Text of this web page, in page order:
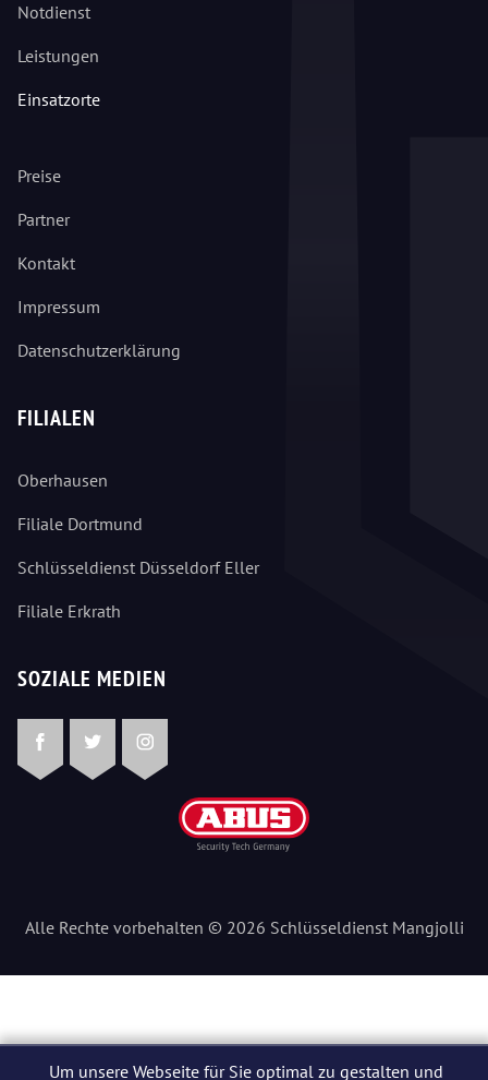
Notdienst
Leistungen
Einsatzorte
Preise
Partner
Kontakt
Impressum
Datenschutzerklärung
FILIALEN
Oberhausen
Filiale Dortmund
Schlüsseldienst Düsseldorf Eller
Filiale Erkrath
SOZIALE MEDIEN
FacebookTwitterInstagram
Alle Rechte vorbehalten © 2026 Schlüsseldienst Mangjolli
Um unsere Webseite für Sie optimal zu gestalten und